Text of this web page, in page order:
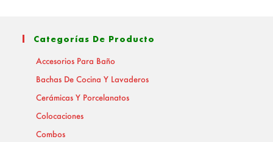
Categorías De Producto
Accesorios Para Baño
Bachas De Cocina Y Lavaderos
Cerámicas Y Porcelanatos
Colocaciones
Combos